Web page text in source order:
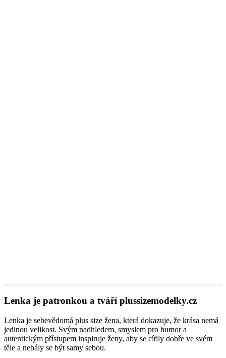
Lenka je patronkou a tváří plussizemodelky.cz
Lenka je sebevědomá plus size žena, která dokazuje, že krása nemá
jedinou velikost. Svým nadhledem, smyslem pro humor a
autentickým přístupem inspiruje ženy, aby se cítily dobře ve svém
těle a nebály se být samy sebou.